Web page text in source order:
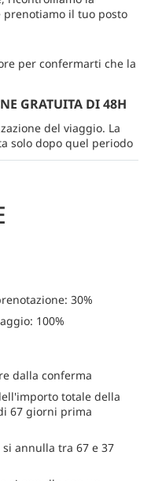
il tuo posto
per confermarti che la
GRATUITA DI 48H
del viaggio. La
solo dopo quel periodo
30%
100%
dalla conferma
totale della
67 giorni prima
annulla tra 67 e 37